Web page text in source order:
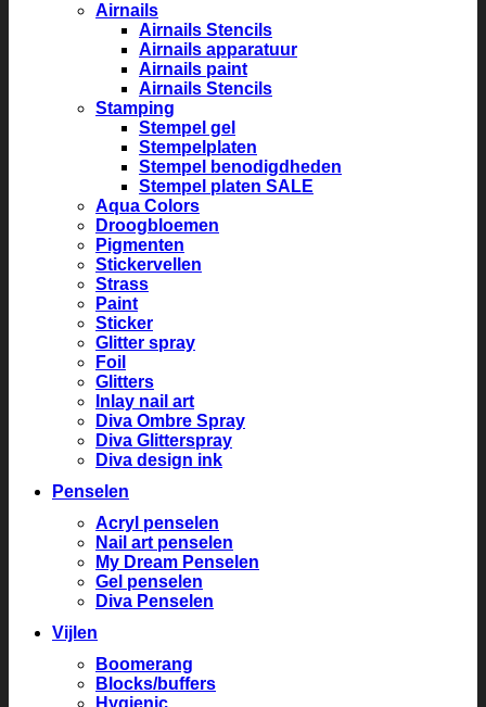
Airnails
Airnails Stencils
Airnails apparatuur
Airnails paint
Airnails Stencils
Stamping
Stempel gel
Stempelplaten
Stempel benodigdheden
Stempel platen SALE
Aqua Colors
Droogbloemen
Pigmenten
Stickervellen
Strass
Paint
Sticker
Glitter spray
Foil
Glitters
Inlay nail art
Diva Ombre Spray
Diva Glitterspray
Diva design ink
Penselen
Acryl penselen
Nail art penselen
My Dream Penselen
Gel penselen
Diva Penselen
Vijlen
Boomerang
Blocks/buffers
Hygienic